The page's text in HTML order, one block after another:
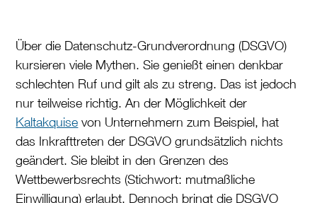
Über die Datenschutz-Grundverordnung (DSGVO)
kursieren viele Mythen. Sie genießt einen denkbar
schlechten Ruf und gilt als zu streng. Das ist jedoch
nur teilweise richtig. An der Möglichkeit der
Kaltakquise von Unternehmern zum Beispiel, hat
das Inkrafttreten der DSGVO grundsätzlich nichts
geändert. Sie bleibt in den Grenzen des
Wettbewerbsrechts (Stichwort: mutmaßliche
Einwilligung) erlaubt. Dennoch bringt die DSGVO